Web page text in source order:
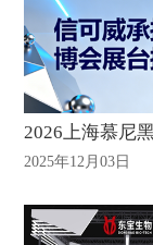
2025年12月03日